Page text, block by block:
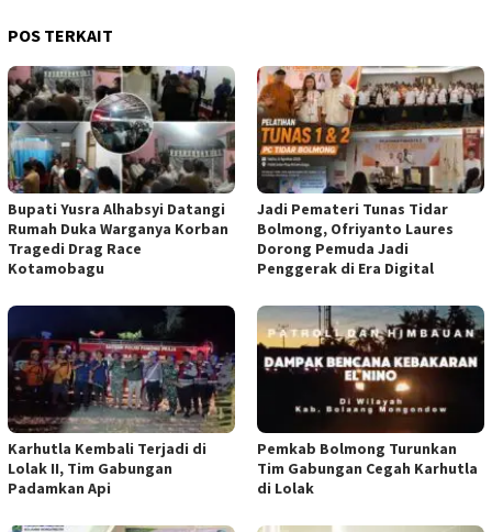
POS TERKAIT
Bupati Yusra Alhabsyi Datangi
Rumah Duka Warganya Korban
Tragedi Drag Race
Kotamobagu
Jadi Pemateri Tunas Tidar
Bolmong, Ofriyanto Laures
Dorong Pemuda Jadi
Penggerak di Era Digital
Karhutla Kembali Terjadi di
Lolak II, Tim Gabungan
Padamkan Api
Pemkab Bolmong Turunkan
Tim Gabungan Cegah Karhutla
di Lolak